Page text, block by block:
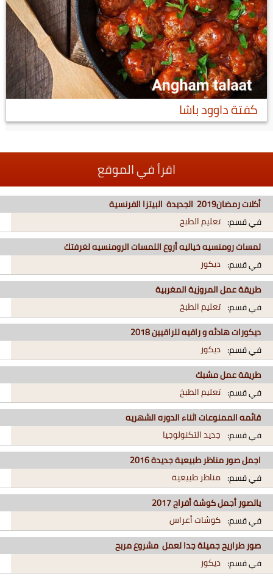
كفتة داوود باشا
اقرأ في الموقع
أكلات رمضان2019 الجديدة البيتزا الفرنسية
في قسم: تعليم الطبخ
لمسات رومنسيه خياليه أروع اللمسات الرومنسيه لغرفتك
في قسم: ديكور
طريقة عمل المروزية المغربية
في قسم: تعليم الطبخ
ديكورات هادئه و راقيه للراقيين 2018
في قسم: ديكور
طريقة عمل مشبك
في قسم: تعليم الطبخ
قائمه الممنوعات اثناء الدوره الشهريه
في قسم: جديد التكنولوجيا
اجمل صور مناظر طبيعية جديدة 2016
في قسم: مناظر طبيعية
يالصور أجمل كوشة أفراح 2017
في قسم: كوشات أعراس
صور طراريح جميلة جدا لعمل مشروع مربح
في قسم: ديكور